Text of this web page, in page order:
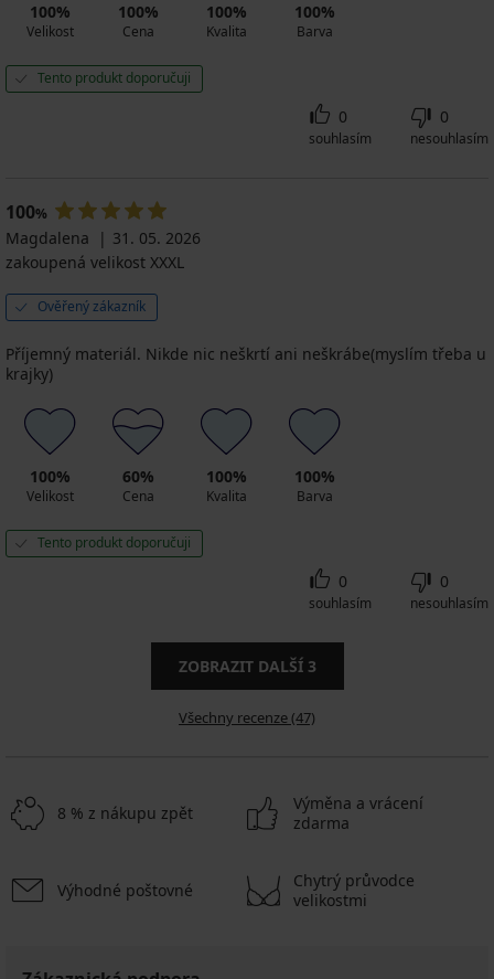
100%
Velikost
100%
Cena
100%
Kvalita
100%
Barva
Tento produkt doporučuji
0
souhlasím
0
nesouhlasím
100%
Magdalena
31. 05. 2026
zakoupená velikost XXXL
Ověřený zákazník
Příjemný materiál. Nikde nic neškrtí ani neškrábe(myslím třeba u
krajky)
100%
Velikost
60%
Cena
100%
Kvalita
100%
Barva
Tento produkt doporučuji
0
souhlasím
0
nesouhlasím
ZOBRAZIT DALŠÍ 3
Všechny recenze (47)
8 % z nákupu zpět
Výměna a vrácení
zdarma
Výhodné poštovné
Chytrý průvodce
velikostmi